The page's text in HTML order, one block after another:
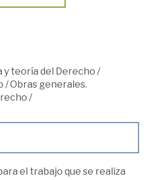
y teoría del Derecho /
/Obras generales.
/
el trabajo que se realiza